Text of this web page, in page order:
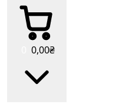
0,00₴